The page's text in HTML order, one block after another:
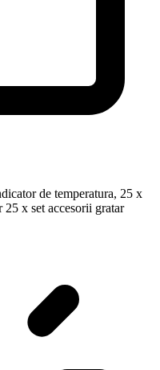
de temperatura, 25 x
25 x set accesorii gratar